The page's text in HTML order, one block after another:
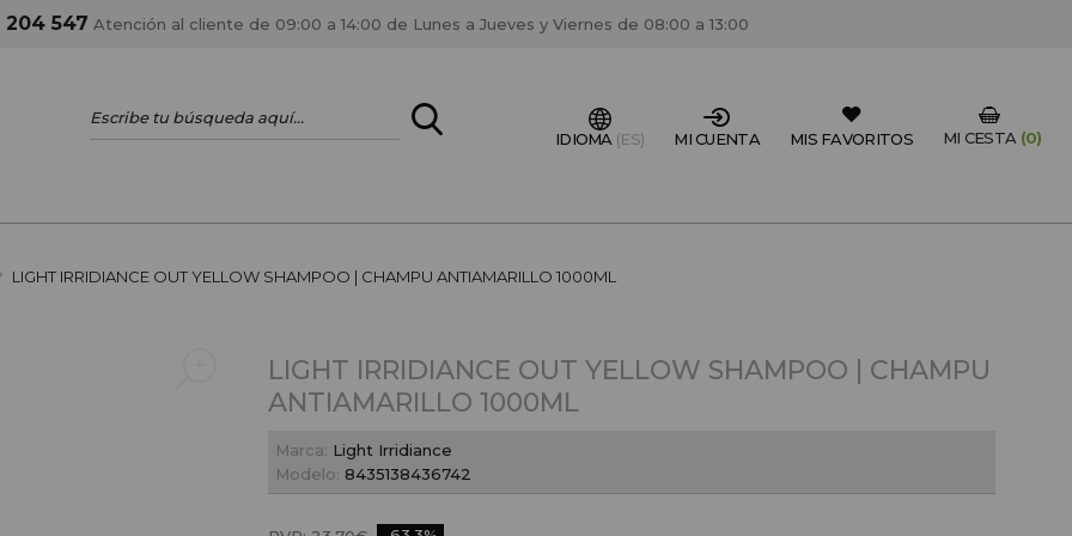
ENTRAR
como tal y disfrutar de descuentos y promociones exclusivas.
204 547 Atención al cliente de 09:00 a 14:00 de Lunes a Jueves y Viernes de 08:00 a 13:00
MI CESTA (0)
MIS FAVORITOS
MI CUENTA
IDIOMA (ES)
LIGHT IRRIDIANCE OUT YELLOW SHAMPOO | CHAMPU ANTIAMARILLO 1000ML
LIGHT IRRIDIANCE OUT YELLOW SHAMPOO | CHAMPU
ANTIAMARILLO 1000ML
Marca: Light Irridiance
Modelo: 8435138436742